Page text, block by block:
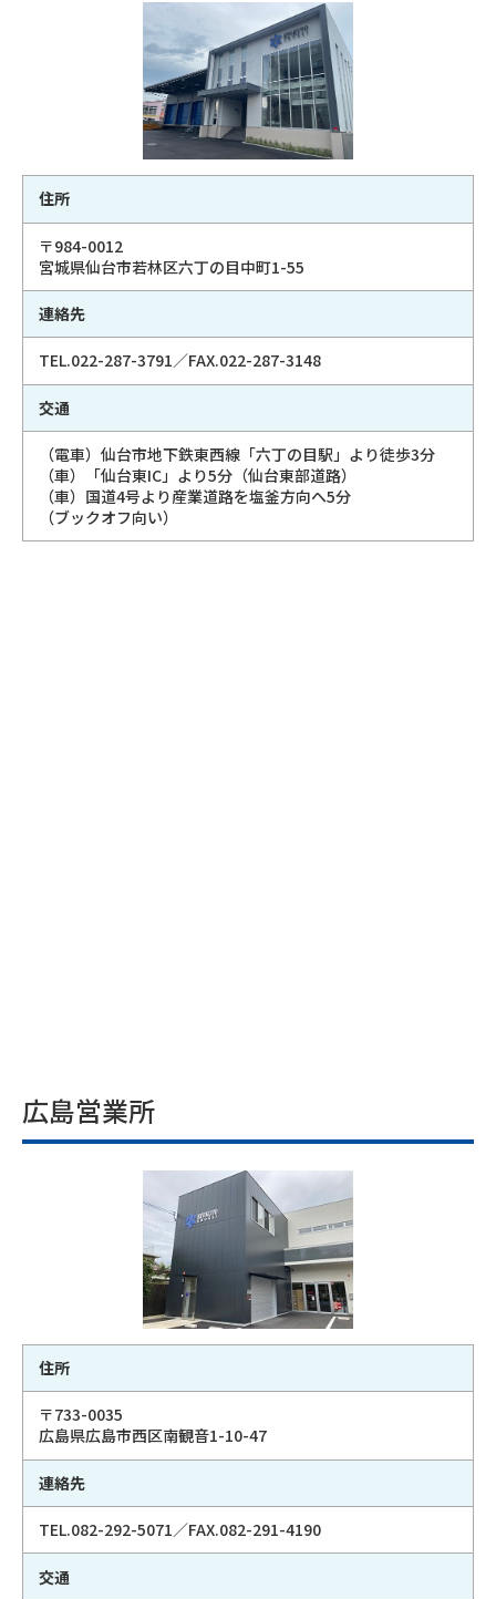
住所
〒984-0012
宮城県仙台市若林区六丁の目中町1-55
連絡先
TEL.022-287-3791／FAX.022-287-3148
交通
（電車）仙台市地下鉄東西線「六丁の目駅」より徒歩3分
（車）「仙台東IC」より5分（仙台東部道路）
（車）国道4号より産業道路を塩釜方向へ5分
（ブックオフ向い）
広島営業所
住所
〒733-0035
広島県広島市西区南観音1-10-47
連絡先
TEL.082-292-5071／FAX.082-291-4190
交通